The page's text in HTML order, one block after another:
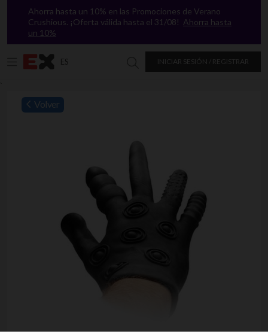
`
Ahorra hasta un 10% en las Promociones de Verano
Crushious. ¡Oferta válida hasta el 31/08! Ahorra hasta
un 10%
ES INICIAR SESIÓN / REGISTRAR
Buscar en Excitasy
Volver